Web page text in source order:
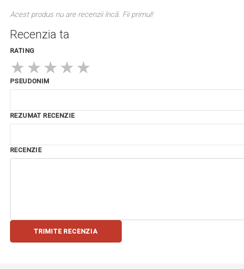
Acest produs nu are recenzii încă. Fii primul!
Recenzia ta
RATING
★ ★ ★ ★ ★
PSEUDONIM
REZUMAT RECENZIE
RECENZIE
TRIMITE RECENZIA